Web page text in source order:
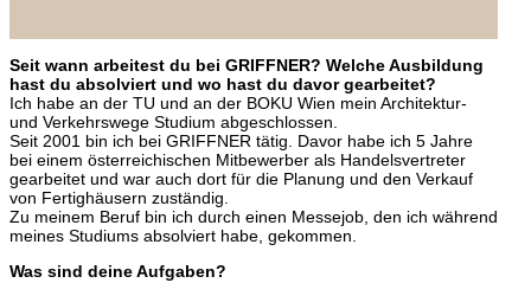
Seit wann arbeitest du bei GRIFFNER? Welche Ausbildung
hast du absolviert und wo hast du davor gearbeitet?
Ich habe an der TU und an der BOKU Wien mein Architektur-
und Verkehrswege Studium abgeschlossen.
Seit 2001 bin ich bei GRIFFNER tätig. Davor habe ich 5 Jahre
bei einem österreichischen Mitbewerber als Handelsvertreter
gearbeitet und war auch dort für die Planung und den Verkauf
von Fertighäusern zuständig.
Zu meinem Beruf bin ich durch einen Messejob, den ich während
meines Studiums absolviert habe, gekommen.
Was sind deine Aufgaben?